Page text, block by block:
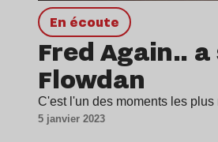
en écoute
Fred Again..
Flowdan
C'est l'un des moments les
5 janvier 2023